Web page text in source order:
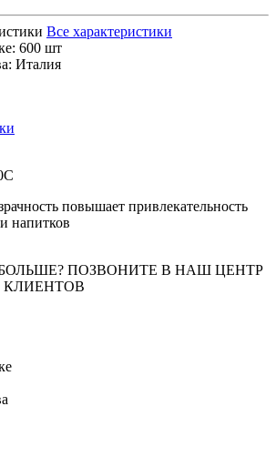
Все характеристики
600 шт
Италия
повышает привлекательность
напитков
ПОЗВОНИТЕ В НАШ ЦЕНТР